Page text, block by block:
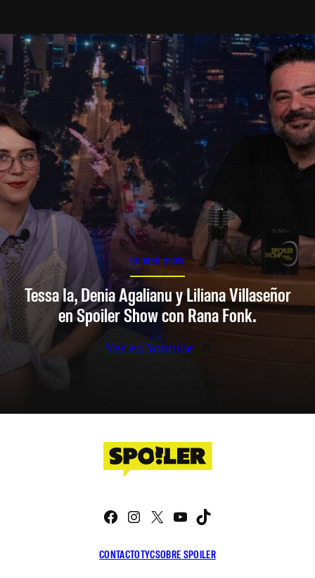
SPOILER SHOW
Tessa Ia, Denia Agalianu y Liliana Villaseñor
en Spoiler Show con Rana Fonk.
Ver en Youtube
CONTACTOTYCSOBRE SPOILER
Facebook
Instagram
X YouTube